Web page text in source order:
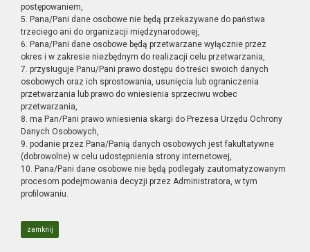
postępowaniem,
5. Pana/Pani dane osobowe nie będą przekazywane do państwa
trzeciego ani do organizacji międzynarodowej,
6. Pana/Pani dane osobowe będą przetwarzane wyłącznie przez
okres i w zakresie niezbędnym do realizacji celu przetwarzania,
7. przysługuje Panu/Pani prawo dostępu do treści swoich danych
osobowych oraz ich sprostowania, usunięcia lub ograniczenia
przetwarzania lub prawo do wniesienia sprzeciwu wobec
przetwarzania,
8. ma Pan/Pani prawo wniesienia skargi do Prezesa Urzędu Ochrony
Danych Osobowych,
9. podanie przez Pana/Panią danych osobowych jest fakultatywne
(dobrowolne) w celu udostępnienia strony internetowej,
10. Pana/Pani dane osobowe nie będą podlegały zautomatyzowanym
procesom podejmowania decyzji przez Administratora, w tym
profilowaniu.
zamknij